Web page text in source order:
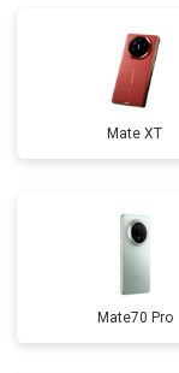
Mate XT
Mate70 Pro